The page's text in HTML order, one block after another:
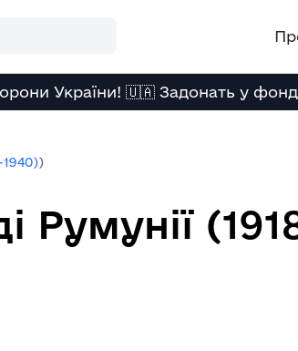
України! 🇺🇦 Задонать у фонд
)
Румунії